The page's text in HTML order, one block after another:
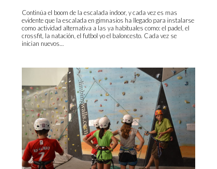
Continúa el boom de la escalada indoor, y cada vez es mas
evidente que la escalada en gimnasios ha llegado para instalarse
como actividad alternativa a las ya habituales como: el padel, el
crossfit, la natación, el futbol yo el baloncesto. Cada vez se
inician nuevos...